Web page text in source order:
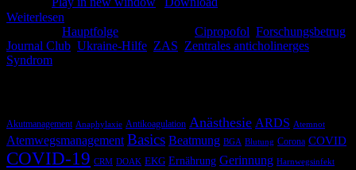
Weiterlesen
Hauptfolge Cipropofol Forschungsbetrug
Journal Club Ukraine-Hilfe ZAS Zentrales anticholinerges
Syndrom
Akutmanagement Anaphylaxie Antikoagulation Anästhesie ARDS Atemnot
Atemwegsmanagement Basics Beatmung BGA Blutung Corona COVID
COVID-19 CRM DOAK EKG Ernährung Gerinnung Harnwegsinfekt